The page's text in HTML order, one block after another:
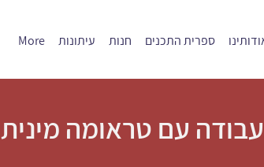
ספרית התכנים חנות עיתונות More
עם טראומה מינית